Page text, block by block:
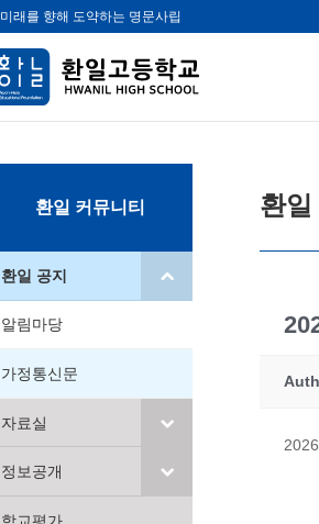
미래를 향해 도약하는 명문사립
환일 커뮤니티
환일 공지
알림마당
가정통신문
자료실
정보공개
학교평가
환일